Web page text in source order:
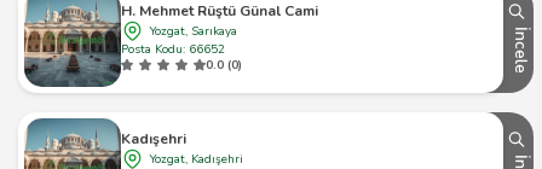
H. Mehmet Rüştü Günal Cami
Yozgat, Sarıkaya
Posta Kodu: 66652
0.0 (0)
İncele
Kadışehri
Yozgat, Kadışehri